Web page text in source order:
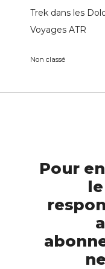
Trek dans les
Voyages ATR
Non classé
Pour